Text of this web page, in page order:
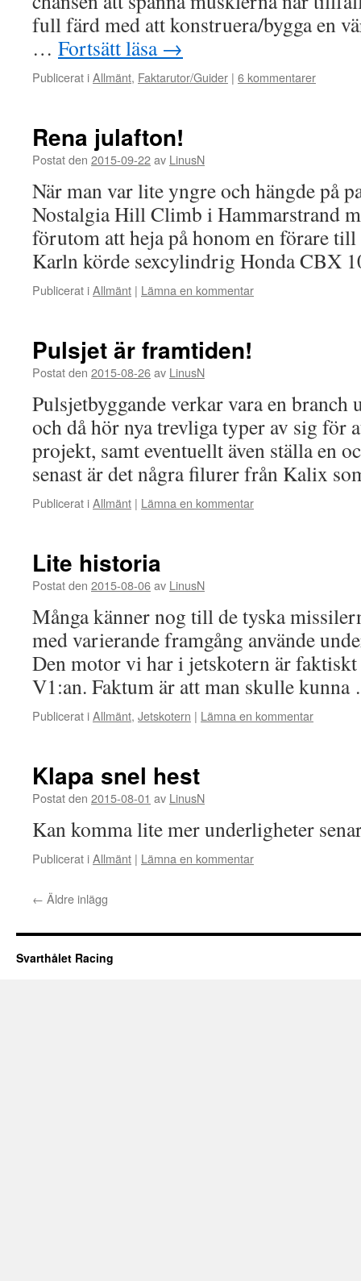
full färd med att konstruera/bygga en
… Fortsätt läsa →
Publicerat iAllmänt, Faktarutor/Guider | 6 kommentarer
Rena julafton!
Postat den 2015-09-22av LinusN
När man var lite yngre och hängde på
Nostalgia Hill Climb i Hammarstrand
förutom att heja på honom en förare
Karln körde sexcylindrig Honda CBX
Publicerat iAllmänt | Lämna en kommentar
Pulsjet är framtiden!
Postat den 2015-08-26av LinusN
Pulsjetbyggande verkar vara en
och då hör nya trevliga typer av sig för
projekt, samt eventuellt även ställa en
senast är det några filurer från Kalix
Publicerat iAllmänt | Lämna en kommentar
Lite historia
Postat den 2015-08-06av LinusN
Många känner nog till de tyska
med varierande framgång använde
Den motor vi har i jetskotern är
V1:an. Faktum är att man skulle
Publicerat iAllmänt, Jetskotern | Lämna en kommentar
Klapa snel hest
Postat den 2015-08-01 av LinusN
Kan komma lite mer underligheter
Publicerat iAllmänt | Lämna en kommentar
← Äldre inlägg
Svarthålet Racing